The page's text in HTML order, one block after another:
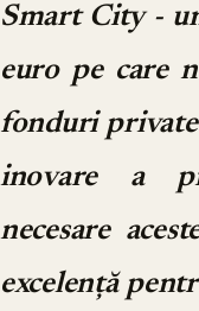
Smart City -
euro pe care
fonduri
inovare a
necesare
excelență